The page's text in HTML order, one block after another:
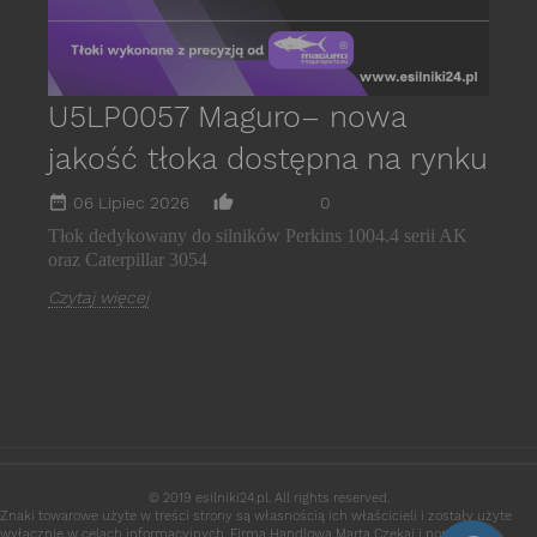
U5LP0057 Maguro– nowa
jakość tłoka dostępna na rynku
date_range 06 Lipiec 2026 thumb_up_alt 0
Tłok dedykowany do silników Perkins 1004.4 serii AK
oraz Caterpillar 3054
Czytaj więcej
© 2019 esilniki24.pl. All rights reserved.
Znaki towarowe użyte w treści strony są własnością ich właścicieli i zostały użyte
wyłącznie w celach informacyjnych. Firma Handlowa Marta Czekaj i portal